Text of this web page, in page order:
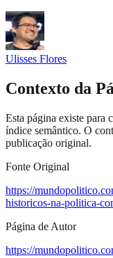
Ulisses Flores
Contexto da
Esta página existe para
índice semântico. O
publicação original.
Fonte Original
https://
historicos-na-politica-
Página de Autor
https://